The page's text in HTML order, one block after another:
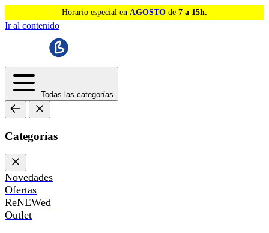
Horario especial en AGOSTO de 7 a 15h.
Ir al contenido
Todas las categorías
Categorías
Novedades
Ofertas
ReNEWed
Outlet